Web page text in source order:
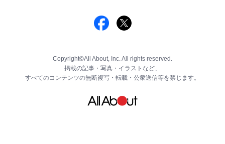
Copyright©All About, Inc. All rights reserved.
掲載の記事・写真・イラストなど、
すべてのコンテンツの無断複写・転載・公衆送信等を禁じます。